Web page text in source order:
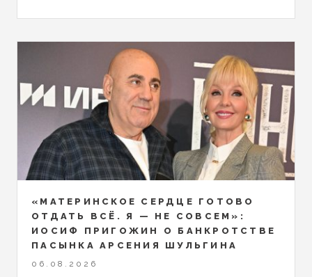
«МАТЕРИНСКОЕ СЕРДЦЕ ГОТОВО
ОТДАТЬ ВСЁ. Я — НЕ СОВСЕМ»:
ИОСИФ ПРИГОЖИН О БАНКРОТСТВЕ
ПАСЫНКА АРСЕНИЯ ШУЛЬГИНА
06.08.2026